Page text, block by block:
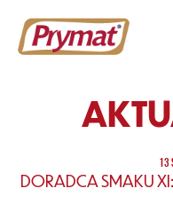
13
DORADCA SMAKU